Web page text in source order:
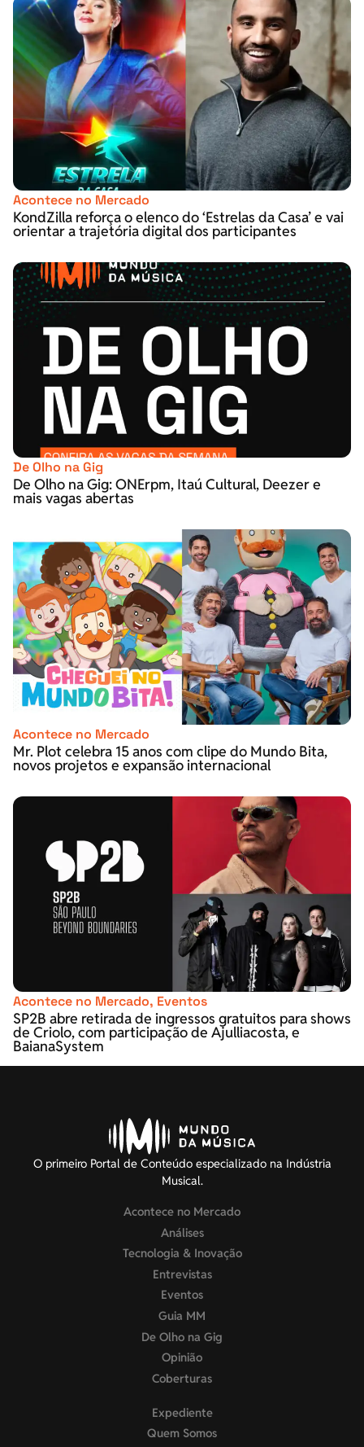
Acontece no Mercado
KondZilla reforça o elenco do ‘Estrelas da Casa’ e vai
orientar a trajetória digital dos participantes
De Olho na Gig
De Olho na Gig: ONErpm, Itaú Cultural, Deezer e
mais vagas abertas
Acontece no Mercado
Mr. Plot celebra 15 anos com clipe do Mundo Bita,
novos projetos e expansão internacional
Acontece no Mercado, Eventos
SP2B abre retirada de ingressos gratuitos para shows
de Criolo, com participação de Ajulliacosta, e
BaianaSystem
O primeiro Portal de Conteúdo especializado na Indústria
Musical.
Acontece no Mercado
Análises
Tecnologia & Inovação
Entrevistas
Eventos
Guia MM
De Olho na Gig
Opinião
Coberturas
Expediente
Quem Somos